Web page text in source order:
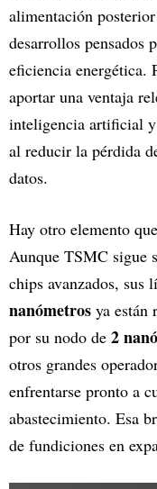
alimentación
desarrollos pensados
eficiencia energética.
aportar una ventaja
inteligencia artificial
al reducir la pérdida
datos.
Hay otro elemento
Aunque TSMC sigue
chips avanzados, sus
nanómetros ya están
por su nodo de 2
otros grandes
enfrentarse pronto a
abastecimiento. Esa
de fundiciones en